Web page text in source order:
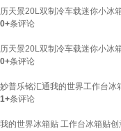
历天景20L双制冷车载迷你小冰
0+条评论
历天景20L双制冷车载迷你小冰
0+条评论
妙普乐铭汇通我的世界工作台冰
1+条评论
我的世界冰箱贴 工作台冰箱贴